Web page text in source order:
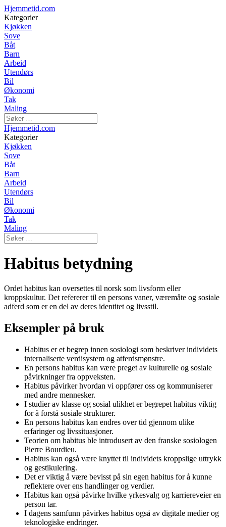
Hjemmetid.com
Kategorier
Kjøkken
Sove
Båt
Barn
Arbeid
Utendørs
Bil
Økonomi
Tak
Maling
Hjemmetid.com
Kategorier
Kjøkken
Sove
Båt
Barn
Arbeid
Utendørs
Bil
Økonomi
Tak
Maling
Habitus betydning
Ordet habitus kan oversettes til norsk som livsform eller
kroppskultur. Det refererer til en persons vaner, væremåte og sosiale
adferd som er en del av deres identitet og livsstil.
Eksempler på bruk
Habitus er et begrep innen sosiologi som beskriver individets
internaliserte verdisystem og atferdsmønstre.
En persons habitus kan være preget av kulturelle og sosiale
påvirkninger fra oppveksten.
Habitus påvirker hvordan vi oppfører oss og kommuniserer
med andre mennesker.
I studier av klasse og sosial ulikhet er begrepet habitus viktig
for å forstå sosiale strukturer.
En persons habitus kan endres over tid gjennom ulike
erfaringer og livssituasjoner.
Teorien om habitus ble introdusert av den franske sosiologen
Pierre Bourdieu.
Habitus kan også være knyttet til individets kroppslige uttrykk
og gestikulering.
Det er viktig å være bevisst på sin egen habitus for å kunne
reflektere over ens handlinger og verdier.
Habitus kan også påvirke hvilke yrkesvalg og karriereveier en
person tar.
I dagens samfunn påvirkes habitus også av digitale medier og
teknologiske endringer.